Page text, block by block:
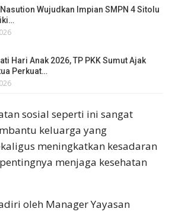
Wujudkan Impian SMPN 4 Sitolu
Hari Anak 2026, TP PKK Sumut Ajak
Perkuat…
sosial seperti ini sangat
keluarga yang
meningkatkan kesadaran
menjaga kesehatan
oleh Manager Yayasan